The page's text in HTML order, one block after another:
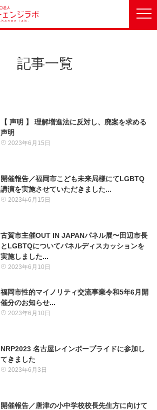
記事一覧
【 声明 】 理解増進法に反対し、廃案を求める
声明
2023年6月15日
開催報告／福岡市こども未来局様にてLGBTQ
講演を実施させていただきました...
2023年6月15日
古賀市主催OUT IN JAPANパネル展〜田辺市長
とLGBTQについてパネルディスカッションを
実施しました...
2023年6月10日
福岡市性的マイノリティ交流事業令和5年6月開
催分のお知らせ...
2023年6月10日
NRP2023 名古屋レインボープライドに参加し
てきました
2023年6月3日
開催報告／唐津の小中学校校長先生方に向けて